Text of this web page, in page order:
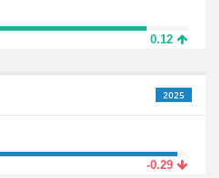
0.12
2025
-0.29